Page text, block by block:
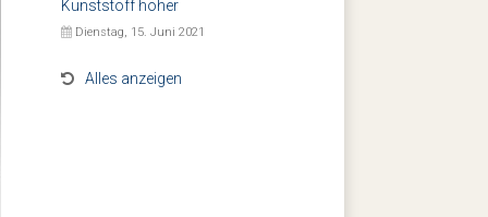
Kunststoff höher
Dienstag, 15. Juni 2021
Alles anzeigen